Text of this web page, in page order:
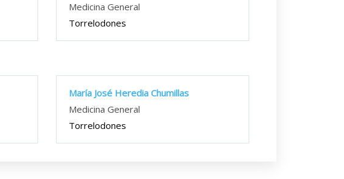
Medicina General
Torrelodones
María José Heredia Chumillas
Medicina General
Torrelodones